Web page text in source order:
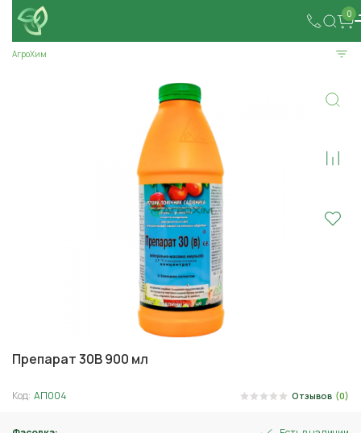
0
АгроХим
Препарат 30В 900 мл
Код: АП004 Отзывов (0)